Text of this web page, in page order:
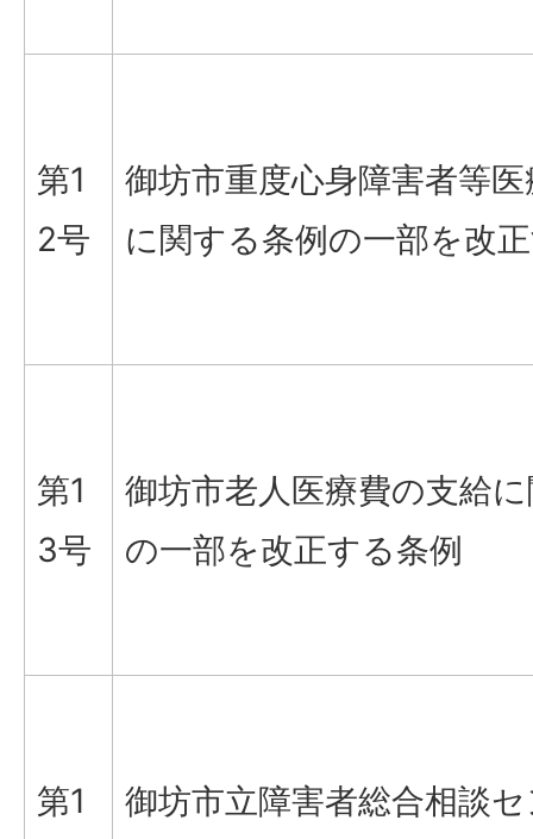
第1
2号
御坊市重度心身障害者等
に関する条例の一部を改
第1
3号
御坊市老人医療費の支給
の一部を改正する条例
第1
御坊市立障害者総合相談